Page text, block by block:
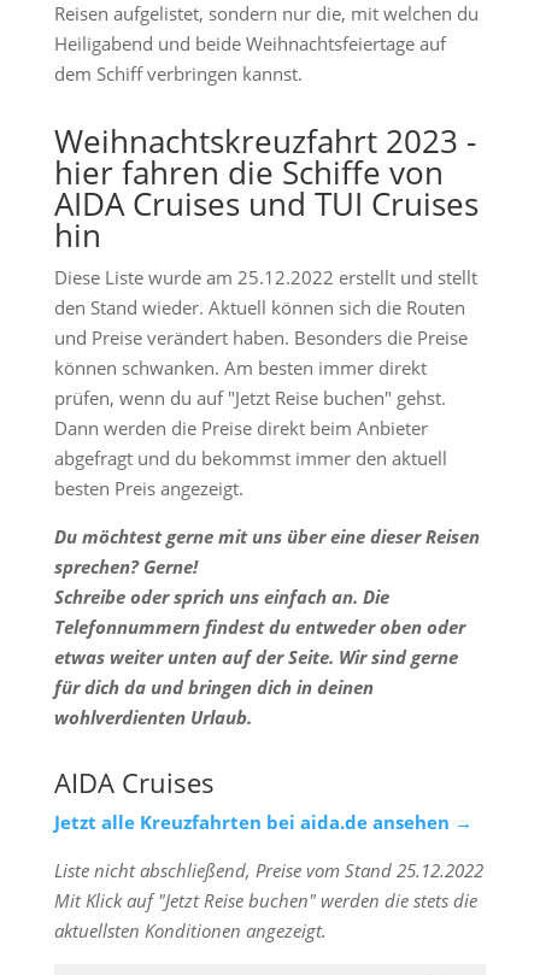
Reisen aufgelistet, sondern nur die, mit welchen du
Heiligabend und beide Weihnachtsfeiertage auf
dem Schiff verbringen kannst.
Weihnachtskreuzfahrt 2023 -
hier fahren die Schiffe von
AIDA Cruises und TUI Cruises
hin
Diese Liste wurde am 25.12.2022 erstellt und stellt
den Stand wieder. Aktuell können sich die Routen
und Preise verändert haben. Besonders die Preise
können schwanken. Am besten immer direkt
prüfen, wenn du auf "Jetzt Reise buchen" gehst.
Dann werden die Preise direkt beim Anbieter
abgefragt und du bekommst immer den aktuell
besten Preis angezeigt.
Du möchtest gerne mit uns über eine dieser Reisen
sprechen? Gerne!
Schreibe oder sprich uns einfach an. Die
Telefonnummern findest du entweder oben oder
etwas weiter unten auf der Seite. Wir sind gerne
für dich da und bringen dich in deinen
wohlverdienten Urlaub.
AIDA Cruises
Jetzt alle Kreuzfahrten bei aida.de ansehen →
Liste nicht abschließend, Preise vom Stand 25.12.2022
Mit Klick auf "Jetzt Reise buchen" werden die stets die
aktuellsten Konditionen angezeigt.